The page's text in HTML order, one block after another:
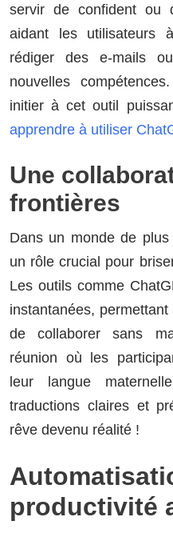
servir de confident ou
aidant les utilisateurs
rédiger des e-mails
nouvelles
initier à cet outil
apprendre à utiliser
Une
frontières
Dans un monde de
un rôle crucial pour
Les outils comme
instantanées,
de collaborer sans
réunion où les
leur langue
traductions claires et
rêve devenu réalité !
productivité